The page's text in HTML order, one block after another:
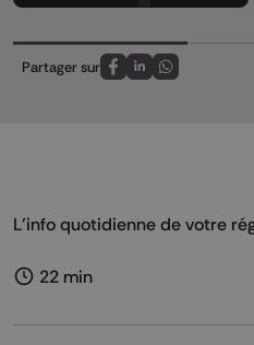
Partager sur
Partagez sur FaceBook
Partagez sur
Partagez sur
L'info quotidienne de votre
22 min